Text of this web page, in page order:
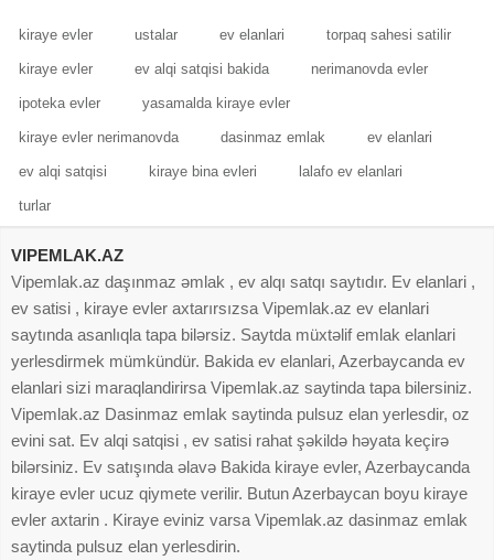
üçün uyğun mühit tapmağa, satıcılar üçün isə əmlakını doğru
auditoriyaya çatdırmağa imkan verir.
Bakının əmlak bazarında ən çox diqqət çəkən rayonlar arasında
sıradadır. Hər rayonun özünəməxsus infrastrukturu, yaşayış
səviyyəsi və inkişaf perspektivi mövcuddur. Xətai rayonunun
müasir tikililəri, Yasamalın həm köhnə, həm yeni şəhər mühitini
Binəqədinin geniş yaşayış massivləri və Səbailin prestijli mərkəz
zonası hər bir istifadəçi üçün fərqli üstünlüklər yaradır. Bağ evləri
axtaranlar üçün Şüvəlan, Mərdəkan və Bilgəh kimi ərazilər xüsusi
olaraq seçilir.
Mənzil bazarında isə həm yeni tikili, həm köhnə tikili, həm də
təmirli-təmirsiz mənzillər geniş şəkildə təqdim olunur. Yeni tikililər
müasir infrastruktur, rahat planlama və təhlükəsizliyə görə seçildiyi
halda, köhnə tikililər daha münasib qiymət və mərkəzə yaxınlıq
üstünlüyü ilə diqqət çəkir. Təmirsiz mənzillər büdcəsinə qənaət
etmək istəyənlər üçün əlverişli olduğu kimi, təmirli mənzillər dərhal
yaşayışa hazır olması ilə seçilir. Satış və kirayə qiymətlərinin
formalaşmasında ərazinin prestiji, infrastrukturun inkişaf səviyyəsi,
kiraye evler ustalar ev elanlari torpaq sahesi satilir
kiraye evler ev alqi satqisi bakida nerimanovda evler
ipoteka evler yasamalda kiraye evler
kiraye evler nerimanovda dasinmaz emlak ev elanlari
ev alqi satqisi kiraye bina evleri lalafo ev elanlari
turlar
VIPEMLAK.AZ
Vipemlak.az daşınmaz əmlak , ev alqı satqı saytıdır. Ev elanlari ,
ev satisi , kiraye evler axtarırsızsa Vipemlak.az ev elanlari
saytında asanlıqla tapa bilərsiz. Saytda müxtəlif emlak elanlari
yerlesdirmek mümkündür. Bakida ev elanlari, Azerbaycanda ev
elanlari sizi maraqlandirirsa Vipemlak.az saytinda tapa bilersiniz.
Vipemlak.az Dasinmaz emlak saytinda pulsuz elan yerlesdir, oz
evini sat. Ev alqi satqisi , ev satisi rahat şəkildə həyata keçirə
bilərsiniz. Ev satışında əlavə Bakida kiraye evler, Azerbaycanda
kiraye evler ucuz qiymete verilir. Butun Azerbaycan boyu kiraye
evler axtarin . Kiraye eviniz varsa Vipemlak.az dasinmaz emlak
saytinda pulsuz elan yerlesdirin.